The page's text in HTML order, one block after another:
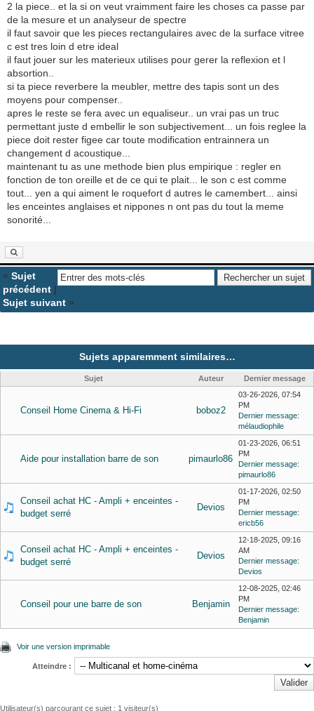
2 la piece.. et la si on veut vraimment faire les choses ca passe par
de la mesure et un analyseur de spectre
il faut savoir que les pieces rectangulaires avec de la surface vitree
c est tres loin d etre ideal
il faut jouer sur les materieux utilises pour gerer la reflexion et l
absortion..
si ta piece reverbere la meubler, mettre des tapis sont un des
moyens pour compenser..
apres le reste se fera avec un equaliseur.. un vrai pas un truc
permettant juste d embellir le son subjectivement... un fois reglee la
piece doit rester figee car toute modification entrainnera un
changement d acoustique...
maintenant tu as une methode bien plus empirique : regler en
fonction de ton oreille et de ce qui te plait... le son c est comme
tout... yen a qui aiment le roquefort d autres le camembert... ainsi
les enceintes anglaises et nippones n ont pas du tout la meme
sonorité...
« Sujet
précédent |
Sujet suivant »
Sujets apparemment similaires…
Sujet Auteur Dernier message
Conseil Home Cinema & Hi-Fi boboz2
03-26-2026, 07:54
PM
Dernier message:
mélaudiophile
Aide pour installation barre de son pimaurlo86
01-23-2026, 06:51
PM
Dernier message:
pimaurlo86
Conseil achat HC - Ampli + enceintes -
budget serré
Devios
01-17-2026, 02:50
PM
Dernier message:
ericb56
Conseil achat HC - Ampli + enceintes -
budget serré
Devios
12-18-2025, 09:16
AM
Dernier message:
Devios
Conseil pour une barre de son Benjamin
12-08-2025, 02:46
PM
Dernier message:
Benjamin
Voir une version imprimable
Atteindre :
Utilisateur(s) parcourant ce sujet : 1 visiteur(s)